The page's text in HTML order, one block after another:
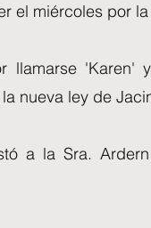
el miércoles por
llamarse 'Karen'
nueva ley de
a la Sra.